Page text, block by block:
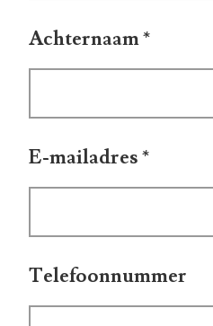
Achternaam*
E-mailadres*
Telefoonnummer